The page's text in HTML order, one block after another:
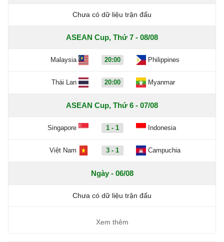
Chưa có dữ liệu trận đấu
ASEAN Cup, Thứ 7 - 08/08
Malaysia 20:00 Philippines
Thái Lan 20:00 Myanmar
ASEAN Cup, Thứ 6 - 07/08
Singapore 1 - 1 Indonesia
Việt Nam 3 - 1 Campuchia
Ngày - 06/08
Chưa có dữ liệu trận đấu
Xem thêm